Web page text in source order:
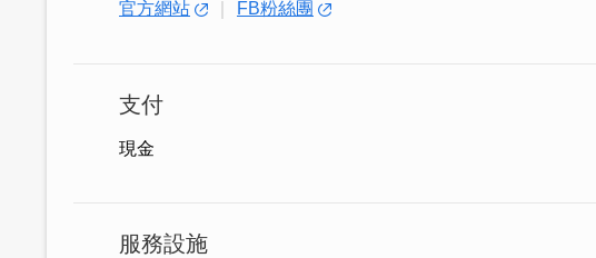
官方網站 FB粉絲團
支付
現金
服務設施